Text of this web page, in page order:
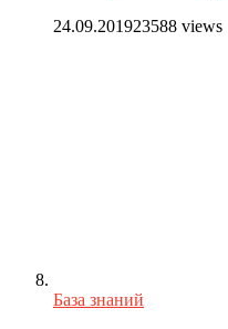
24.09.201923588 views
База знаний